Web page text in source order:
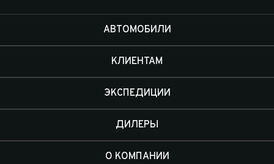
АВТОМОБИЛИ
КЛИЕНТАМ
ЭКСПЕДИЦИИ
ДИЛЕРЫ
О КОМПАНИИ